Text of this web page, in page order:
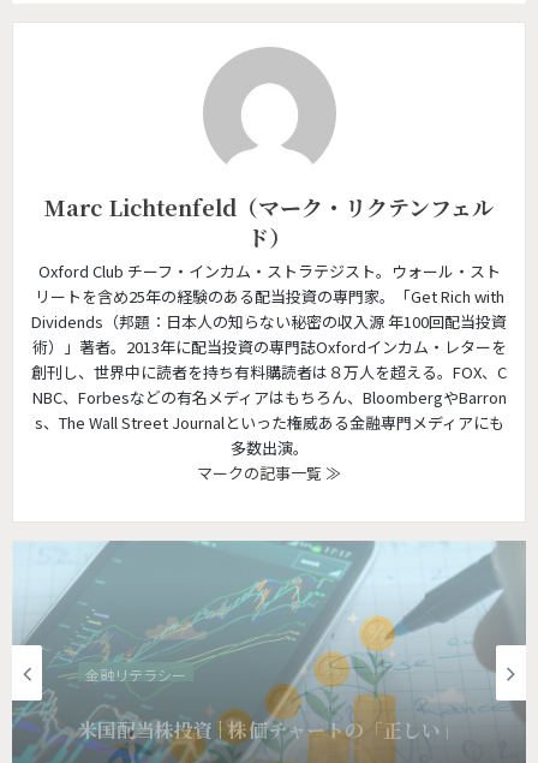
Marc Lichtenfeld（マーク・リクテンフェル
ド）
Oxford Club チーフ・インカム・ストラテジスト。ウォール・スト
リートを含め25年の経験のある配当投資の専門家。「Get Rich with
Dividends（邦題：日本人の知らない秘密の収入源 年100回配当投資
術）」著者。2013年に配当投資の専門誌Oxfordインカム・レターを
創刊し、世界中に読者を持ち有料購読者は８万人を超える。FOX、C
NBC、Forbesなどの有名メディアはもちろん、BloombergやBarron
s、The Wall Street Journalといった権威ある金融専門メディアにも
多数出演。
マークの記事一覧 ≫
金融リテラシー
米国配当株投資 | 10年前の選択の「間違
い」